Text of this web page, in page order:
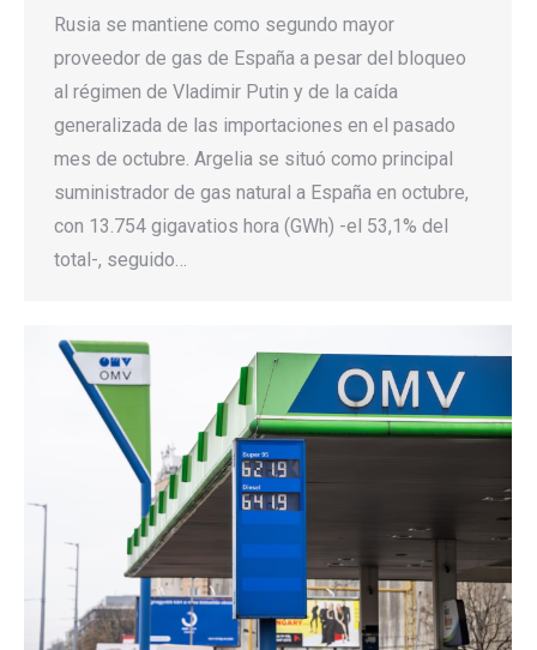
Rusia se mantiene como segundo mayor
proveedor de gas de España a pesar del bloqueo
al régimen de Vladimir Putin y de la caída
generalizada de las importaciones en el pasado
mes de octubre. Argelia se situó como principal
suministrador de gas natural a España en octubre,
con 13.754 gigavatios hora (GWh) -el 53,1% del
total-, seguido…